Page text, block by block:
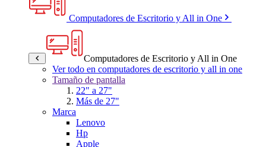
Computadores de Escritorio y All in One
Computadores de Escritorio y All in One
Ver todo en computadores de escritorio y all in one
Tamaño de pantalla
22" a 27"
Más de 27"
Marca
Lenovo
Hp
Apple